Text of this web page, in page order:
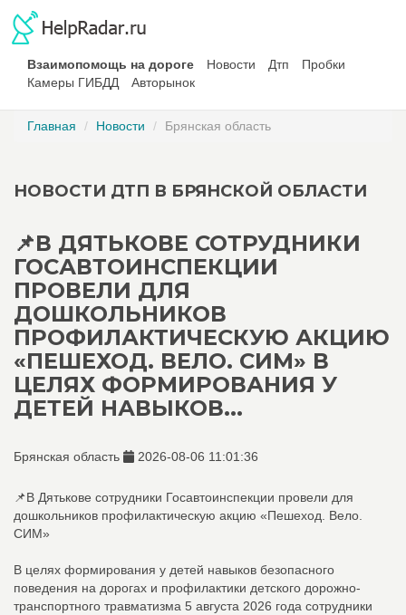
Взаимопомощь на дороге Новости Дтп
Пробки
Камеры ГИБДД
Авторынок
Главная Новости Брянская область
НОВОСТИ ДТП В БРЯНСКОЙ ОБЛАСТИ
📌В ДЯТЬКОВЕ СОТРУДНИКИ
ГОСАВТОИНСПЕКЦИИ
ПРОВЕЛИ ДЛЯ
ДОШКОЛЬНИКОВ
ПРОФИЛАКТИЧЕСКУЮ АКЦИЮ
«ПЕШЕХОД. ВЕЛО. СИМ» В
ЦЕЛЯХ ФОРМИРОВАНИЯ У
ДЕТЕЙ НАВЫКОВ...
Брянская область 2026-08-06 11:01:36
📌В Дятькове сотрудники Госавтоинспекции провели для
дошкольников профилактическую акцию «Пешеход. Вело.
СИМ»
В целях формирования у детей навыков безопасного
поведения на дорогах и профилактики детского дорожно-
транспортного травматизма 5 августа 2026 года сотрудники